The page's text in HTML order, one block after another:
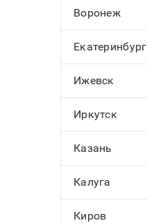
Воронеж
Екатеринбург
Ижевск
Иркутск
Казань
Калуга
Киров